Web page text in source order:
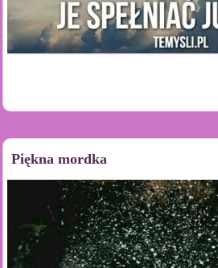
Piękna mordka